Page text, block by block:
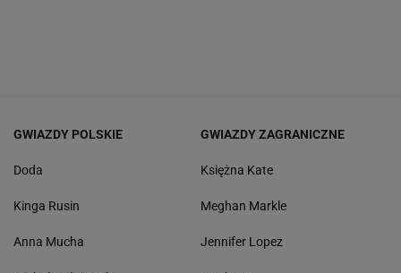
GWIAZDY POLSKIE
Doda
Kinga Rusin
Anna Mucha
GWIAZDY ZAGRANICZNE
Księżna Kate
Meghan Markle
Jennifer Lopez